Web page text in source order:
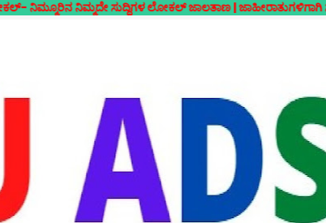
ಸುದ್ದಿಗಳ ಲೋಕಲ್ ಜಾಲತಾಣ | ಜಾಹೀರಾತುಗಳಿಗಾಗಿ ಸಂಪರ್ಕಿಸಿ-